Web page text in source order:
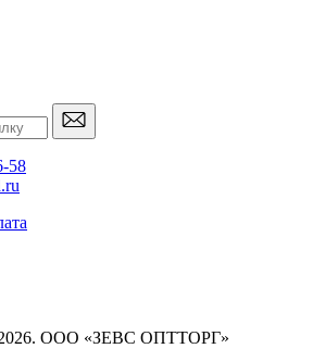
58
ООО «ЗЕВС ОПТТОРГ»